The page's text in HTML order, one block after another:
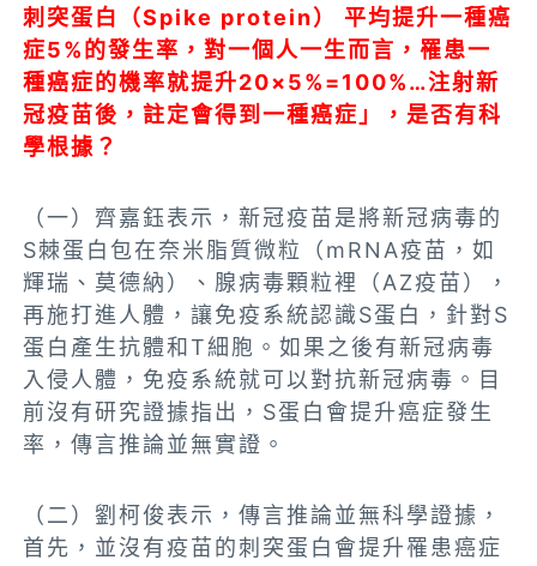
刺突蛋白（Spike protein） 平均提升一種癌
症5%的發生率，對一個人一生而言，罹患一
種癌症的機率就提升20×5%=100%…注射新
冠疫苗後，註定會得到一種癌症 」，是否有科
學根據？
（一）齊嘉鈺表示，新冠疫苗是將新冠病毒的
S棘蛋白包在奈米脂質微粒（mRNA疫苗，如
輝瑞、莫德納）、腺病毒顆粒裡（AZ疫苗），
再施打進人體，讓免疫系統認識S蛋白，針對S
蛋白產生抗體和T細胞。如果之後有新冠病毒
入侵人體，免疫系統就可以對抗新冠病毒。目
前沒有研究證據指出，S蛋白會提升癌症發生
率，傳言推論並無實證。
（二）劉柯俊表示，傳言推論並無科學證據，
首先，並沒有疫苗的刺突蛋白會提升罹患癌症